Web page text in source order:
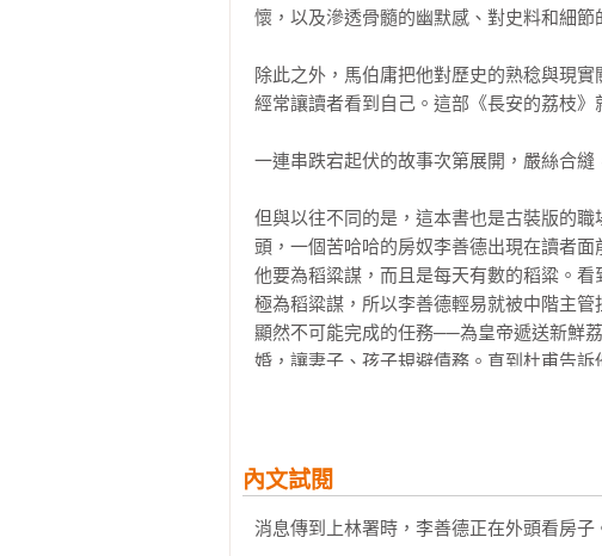
懷，以及滲透骨髓的幽默感、對史料和細節
除此之外，馬伯庸把他對歷史的熟稔與現
經常讓讀者看到自己。這部《長安的荔枝》
一連串跌宕起伏的故事次第展開，嚴絲合
但與以往不同的是，這本書也是古裝版的
頭，一個苦哈哈的房奴李善德出現在讀者
他要為稻粱謀，而且是每天有數的稻粱。
極為稻粱謀，所以李善德輕易就被中階主
顯然不可能完成的任務──為皇帝遞送新鮮
婚，讓妻子、孩子規避債務。直到杜甫告
小說裡那些通天陰謀與暗殺，是一般人一
但讀起來深入人心，不用明白每個詞的含義
需求的「甲方」。閱讀每一行字，都像是在
內文試閱
消息傳到上林署時，李善德正在外頭看房子